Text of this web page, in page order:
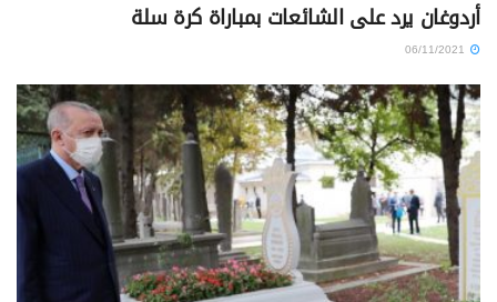
أردوغان يرد على الشائعات بمباراة كرة سلة